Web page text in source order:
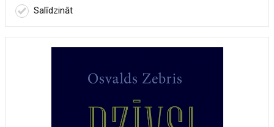
Salīdzināt